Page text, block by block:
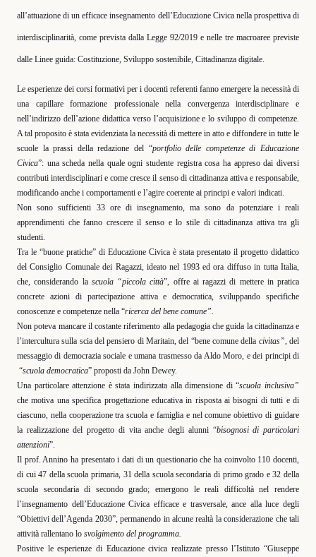
all’attuazione di un efficace insegnamento dell’Educazione Civica nella prospettiva di
interdisciplinarità, come prevista dalla Legge 92/2019 e nelle tre macroaree previste
dalle Linee guida: Costituzione, Sviluppo sostenibile, Cittadinanza digitale.
Le esperienze dei corsi formativi per i docenti referenti fanno emergere la necessità di
una capillare formazione professionale nella convergenza interdisciplinare e
nell’indirizzo dell’azione didattica verso l’acquisizione e lo sviluppo di competenze.
A tal proposito è stata evidenziata la necessità di mettere in atto e diffondere in tutte le
scuole la prassi della redazione del “portfolio delle competenze di Educazione
Civica”: una scheda nella quale ogni studente registra cosa ha appreso dai diversi
contributi interdisciplinari e come cresce il senso di cittadinanza attiva e responsabile,
modificando anche i comportamenti e l’agire coerente ai principi e valori indicati.
Non sono sufficienti 33 ore di insegnamento, ma sono da potenziare i reali
apprendimenti che fanno crescere il senso e lo stile di cittadinanza attiva tra gli
studenti.
Tra le “buone pratiche” di Educazione Civica è stata presentato il progetto didattico
del Consiglio Comunale dei Ragazzi, ideato nel 1993 ed ora diffuso in tutta Italia,
che, considerando la scuola “piccola città”, offre ai ragazzi di mettere in pratica
concrete azioni di partecipazione attiva e democratica, sviluppando specifiche
conoscenze e competenze nella “ricerca del bene comune”.
Non poteva mancare il costante riferimento alla pedagogia che guida la cittadinanza e
l’intercultura sulla scia del pensiero di Maritain, del “bene comune della civitas” , del
messaggio di democrazia sociale e umana trasmesso da Aldo Moro, e dei principi di
“scuola democratica” proposti da John Dewey.
Una particolare attenzione è stata indirizzata alla dimensione di “scuola inclusiva”
che motiva una specifica progettazione educativa in risposta ai bisogni di tutti e di
ciascuno, nella cooperazione tra scuola e famiglia e nel comune obiettivo di guidare
la realizzazione del progetto di vita anche degli alunni “bisognosi di particolari
attenzioni”.
Il prof. Annino ha presentato i dati di un questionario che ha coinvolto 110 docenti,
di cui 47 della scuola primaria, 31 della scuola secondaria di primo grado e 32 della
scuola secondaria di secondo grado; emergono le reali difficoltà nel rendere
l’insegnamento dell’Educazione Civica efficace e trasversale, ance alla luce degli
“Obiettivi dell’Agenda 2030”, permanendo in alcune realtà la considerazione che tali
attività rallentano lo svolgimento del programma.
Positive le esperienze di Educazione civica realizzate presso l’Istituto “Giuseppe